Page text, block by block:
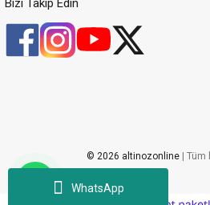
WhatsApp
Bizi Takip Edin
© 2026 altinozonline | Tüm